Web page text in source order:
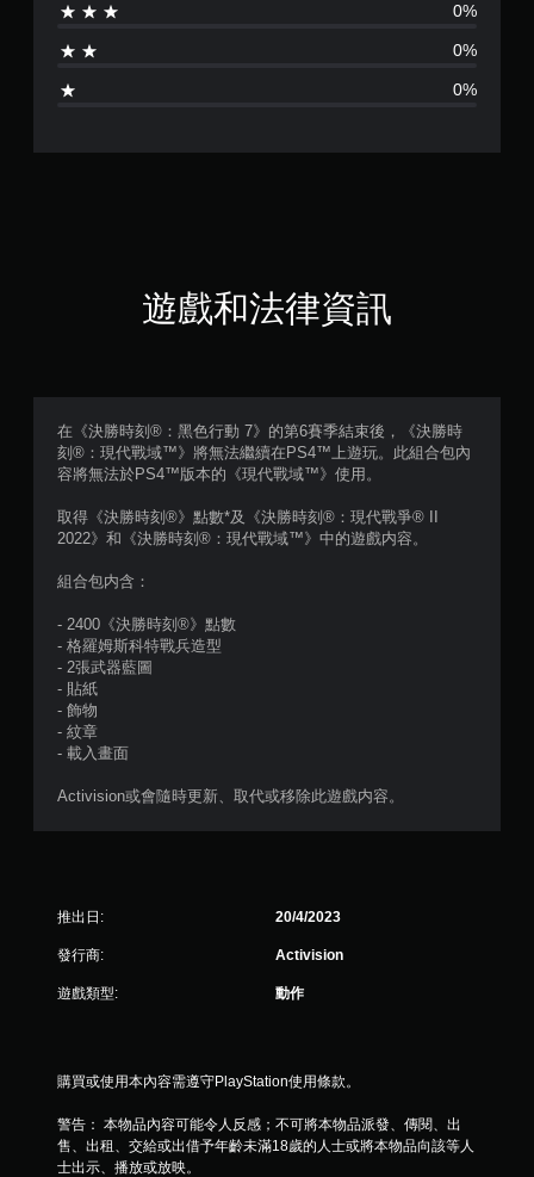
1
星
星
，
0%
0%
0%
遊戲和法律資訊
在《決勝時刻®：黑色行動 7》的第6賽季結束後，《決勝時
刻®：現代戰域™》將無法繼續在PS4™上遊玩。此組合包內
容將無法於PS4™版本的《現代戰域™》使用。
取得《決勝時刻®》點數*及《決勝時刻®：現代戰爭® II
2022》和《決勝時刻®：現代戰域™》中的遊戲内容。
組合包内含：
- 2400《決勝時刻®》點數
- 格羅姆斯科特戰兵造型
- 2張武器藍圖
- 貼紙
- 飾物
- 紋章
- 載入畫面
Activision或會隨時更新、取代或移除此遊戲内容。
推出日: 20/4/2023
發行商: Activision
遊戲類型: 動作
購買或使用本內容需遵守PlayStation使用條款。
警告： 本物品內容可能令人反感；不可將本物品派發、傳閱、出
售、出租、交給或出借予年齡未滿18歲的人士或將本物品向該等人
士出示、播放或放映。